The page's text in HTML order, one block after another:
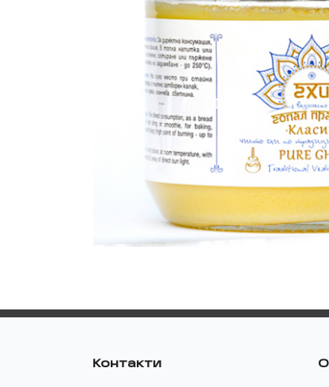
Контакти